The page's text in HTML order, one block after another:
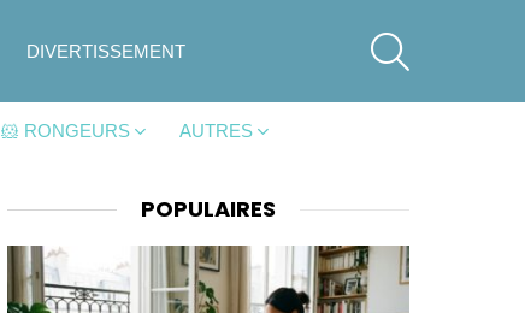
DIVERTISSEMENT
🐹 RONGEURS AUTRES
POPULAIRES